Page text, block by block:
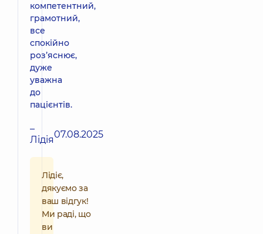
компетентний,
грамотний,
все
спокійно
розʼяснює,
дуже
уважна
до
пацієнтів.
–
Лідія07.08.2025
Лідіє,
дякуємо за
ваш відгук!
Ми раді, що
ви